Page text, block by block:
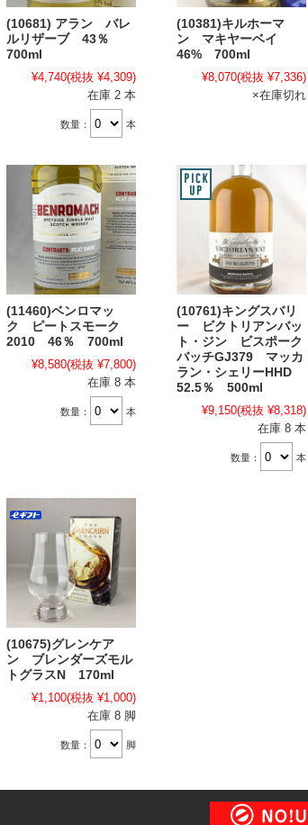
(10681) アラン バレ
ルリザーブ 43％
700ml
¥4,740(税抜 ¥4,309)
在庫 2 本
数量： 本
(10381)キルホーマ
ン マキヤーベイ
46% 700ml
¥8,070(税抜 ¥7,336)
×在庫切れ
(11460)ベンロマッ
ク ピートスモーク
2010 46％ 700ml
¥8,580(税抜 ¥7,800)
在庫 8 本
数量： 本
(10761)キングスバリ
ー ビクトリアンバッ
ト・ジン ビスポーク
バッチGJ379 マッカ
ラン・シェリーHHD
52.5％ 500ml
¥9,150(税抜 ¥8,318)
在庫 8 本
数量： 本
(10675)グレンケア
ン ブレンダーズモル
トグラスN 170ml
¥1,100(税抜 ¥1,000)
在庫 8 脚
数量： 脚